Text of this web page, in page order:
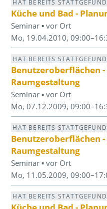
HAT BEREITS
Küche und Bad -
Seminar ▪ vor Ort
Mo, 19.04.2010,
HAT BEREITS
Benutzeroberflächen
Raumgestaltung
Seminar ▪ vor Ort
Mo, 07.12.2009,
HAT BEREITS
Benutzeroberflächen
Raumgestaltung
Seminar ▪ vor Ort
Mo, 11.05.2009,
HAT BEREITS